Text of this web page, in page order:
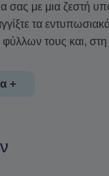
σας με μια ζεστή
τα
τους και, στη
+
σας και θαυμάστε